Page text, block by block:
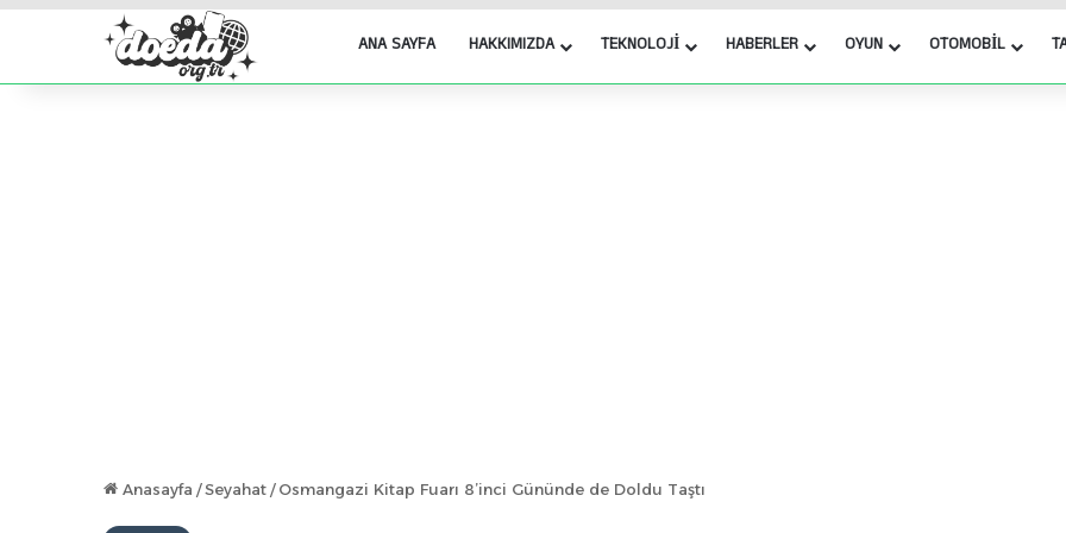
ANA SAYFA HAKKIMIZDA TEKNOLOJI HABERLER OYUN OTOMOBIL
Anasayfa /Seyahat / Osmangazi Kitap Fuarı 8’inci Gününde de Doldu Taştı